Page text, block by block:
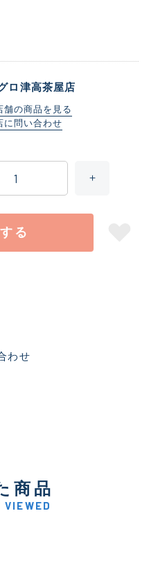
ロ津高茶屋店
舗の商品を見る
に問い合わせ
る
わせ
商品